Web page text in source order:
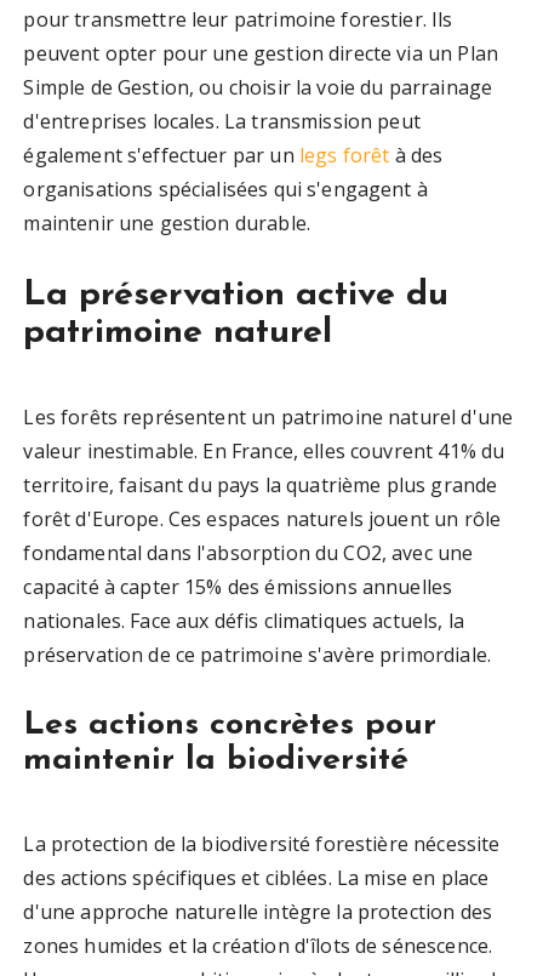
pour transmettre leur patrimoine forestier. Ils
peuvent opter pour une gestion directe via un Plan
Simple de Gestion, ou choisir la voie du parrainage
d'entreprises locales. La transmission peut
également s'effectuer par un legs forêt à des
organisations spécialisées qui s'engagent à
maintenir une gestion durable.
La préservation active du
patrimoine naturel
Les forêts représentent un patrimoine naturel d'une
valeur inestimable. En France, elles couvrent 41% du
territoire, faisant du pays la quatrième plus grande
forêt d'Europe. Ces espaces naturels jouent un rôle
fondamental dans l'absorption du CO2, avec une
capacité à capter 15% des émissions annuelles
nationales. Face aux défis climatiques actuels, la
préservation de ce patrimoine s'avère primordiale.
Les actions concrètes pour
maintenir la biodiversité
La protection de la biodiversité forestière nécessite
des actions spécifiques et ciblées. La mise en place
d'une approche naturelle intègre la protection des
zones humides et la création d'îlots de sénescence.